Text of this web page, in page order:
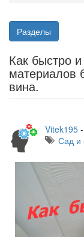
Разделы
Как быстро
материалов
вина.
Vitek195 -
Сад и